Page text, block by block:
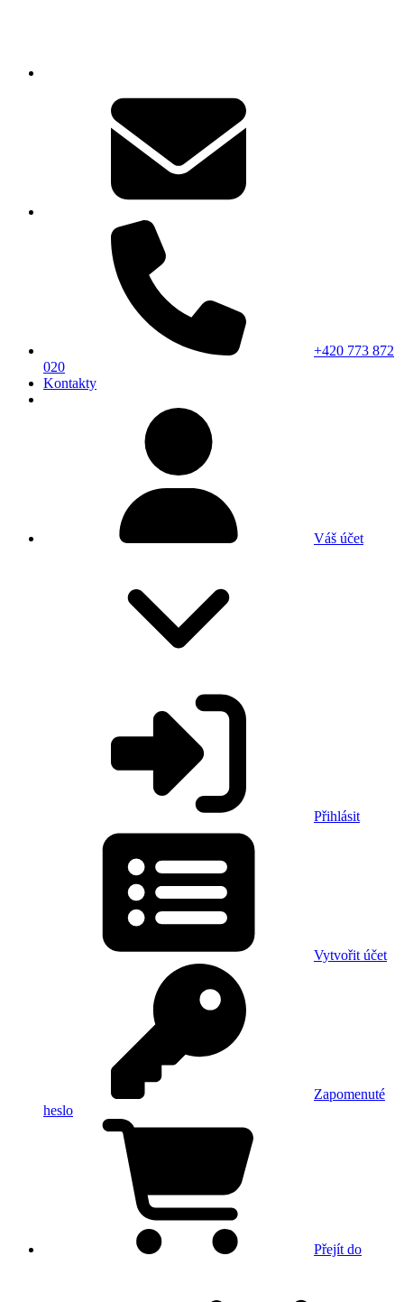
+420 773 872
020
Kontakty
Váš účet
Přihlásit
Vytvořit účet
Zapomenuté
heslo
Přejít do